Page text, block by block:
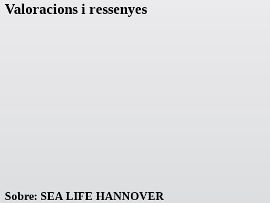
Valoracions i ressenyes
Sobre: SEA LIFE HANNOVER